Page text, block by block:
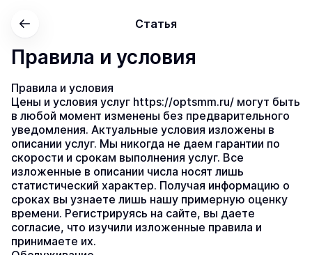
Статья
Правила и условия
Правила и условия
Цены и условия услуг https://optsmm.ru/ могут быть
в любой момент изменены без предварительного
уведомления. Актуальные условия изложены в
описании услуг. Мы никогда не даем гарантии по
скорости и срокам выполнения услуг. Все
изложенные в описании числа носят лишь
статистический характер. Получая информацию о
сроках вы узнаете лишь нашу примерную оценку
времени. Регистрируясь на сайте, вы даете
согласие, что изучили изложенные правила и
принимаете их.